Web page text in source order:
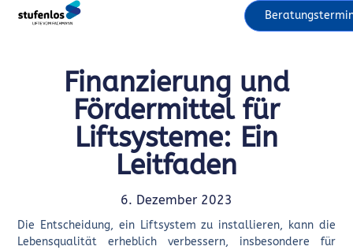
Finanzierung und
Fördermittel für
Liftsysteme: Ein
Leitfaden
6. Dezember 2023
Die Entscheidung, ein Liftsystem zu installieren, kann die
Lebensqualität erheblich verbessern, insbesondere für